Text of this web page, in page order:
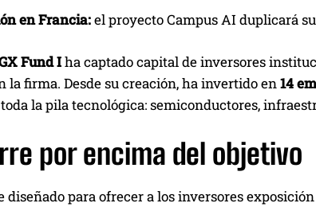
en Francia:el proyecto Campus AI duplicará
Fund Iha captado capital de inversores
la firma. Desde su creación, ha invertido en14
la pila tecnológica: semiconductores,
por encima del objetivo
diseñado para ofrecer a los inversores